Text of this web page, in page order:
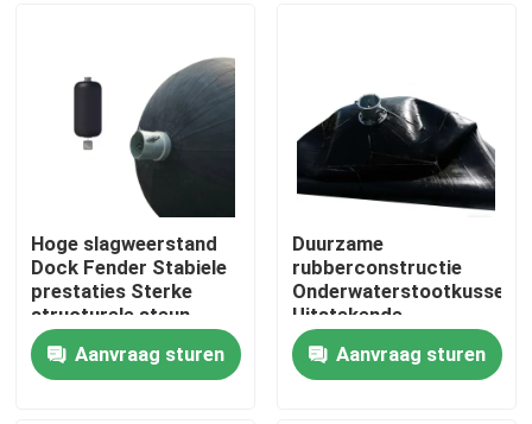
Thuis
Hoge slagweerstand
Dock Fender Stabiele
prestaties Sterke
structurele steun
Aanvraag sturen
Duurzame
rubberconstructie
Onderwaterstootkussen
Uitstekende
energieabsorptie
Weerbestendig
Aanvraag sturen